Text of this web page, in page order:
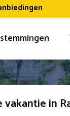
vakantie in